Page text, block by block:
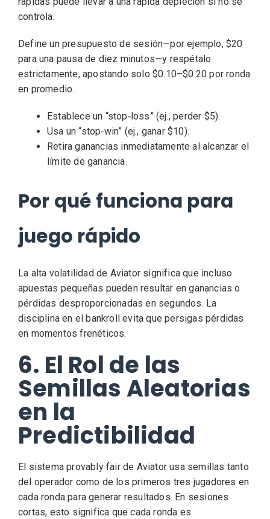
controla.
Define un presupuesto de sesión—por ejemplo, $20
para una pausa de diez minutos—y respétalo
estrictamente, apostando solo $0.10–$0.20 por ronda
en promedio.
Establece un “stop‑loss” (ej., perder $5).
Usa un “stop‑win” (ej., ganar $10).
Retira ganancias inmediatamente al alcanzar el
límite de ganancia.
Por qué funciona para
juego rápido
La alta volatilidad de Aviator significa que incluso
apuestas pequeñas pueden resultar en ganancias o
pérdidas desproporcionadas en segundos. La
disciplina en el bankroll evita que persigas pérdidas
en momentos frenéticos.
6. El Rol de las
Semillas Aleatorias
en la
Predictibilidad
El sistema provably fair de Aviator usa semillas tanto
del operador como de los primeros tres jugadores en
cada ronda para generar resultados. En sesiones
cortas, esto significa que cada ronda es